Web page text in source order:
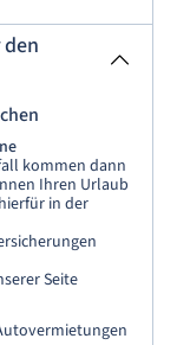
kommen dann
Ihren Urlaub
in der
Seite